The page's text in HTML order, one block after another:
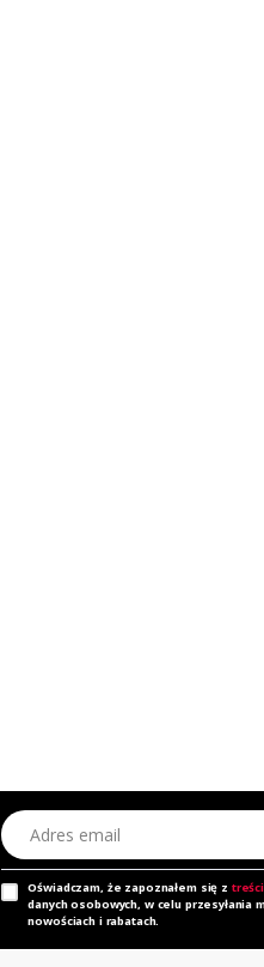
Adres email
Oświadczam, że zapoznałem się z
danych osobowych, w celu
nowościach i rabatach.